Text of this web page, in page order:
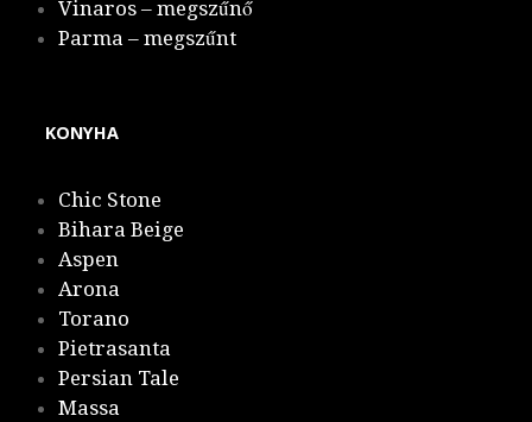
Vinaros – megszűnő
Parma – megszűnt
KONYHA
Chic Stone
Bihara Beige
Aspen
Arona
Torano
Pietrasanta
Persian Tale
Massa